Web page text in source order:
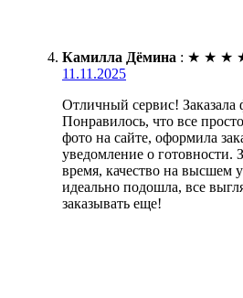
Камилла Дёмина : ★ ★ ★
11.11.2025
Отличный сервис! Заказала
Понравилось, что все
фото на сайте, оформила
уведомление о готовности.
время, качество на высшем
идеально подошла, все
заказывать еще!